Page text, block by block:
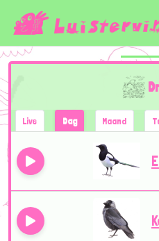
Live Dag Maand